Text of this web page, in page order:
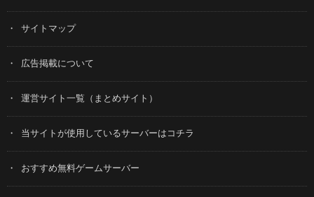
サイトマップ
広告掲載について
運営サイト一覧（まとめサイト）
当サイトが使用しているサーバーはコチラ
おすすめ無料ゲームサーバー